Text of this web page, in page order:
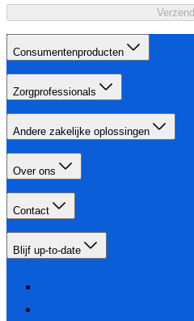
Consumentenproducten
Zorgprofessionals
Andere zakelijke oplossingen
Over ons
Contact
Blijf up-to-date